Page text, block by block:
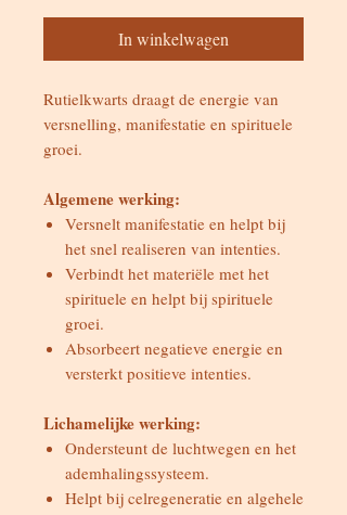
In winkelwagen
Rutielkwarts draagt de energie van
versnelling, manifestatie en spirituele
groei.
Algemene werking:
Versnelt manifestatie en helpt bij
het snel realiseren van intenties.
Verbindt het materiële met het
spirituele en helpt bij spirituele
groei.
Absorbeert negatieve energie en
versterkt positieve intenties.
Lichamelijke werking:
Ondersteunt de luchtwegen en het
ademhalingssysteem.
Helpt bij celregeneratie en algehele